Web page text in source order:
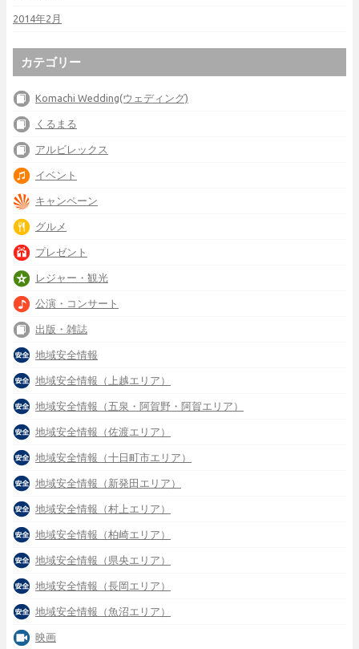
2014年2月
カテゴリー
Komachi Wedding(ウェディング)
くるまる
アルビレックス
イベント
キャンペーン
グルメ
プレゼント
レジャー・観光
公演・コンサート
出版・雑誌
地域安全情報
地域安全情報（上越エリア）
地域安全情報（五泉・阿賀野・阿賀エリア）
地域安全情報（佐渡エリア）
地域安全情報（十日町市エリア）
地域安全情報（新発田エリア）
地域安全情報（村上エリア）
地域安全情報（柏崎エリア）
地域安全情報（県央エリア）
地域安全情報（長岡エリア）
地域安全情報（魚沼エリア）
映画